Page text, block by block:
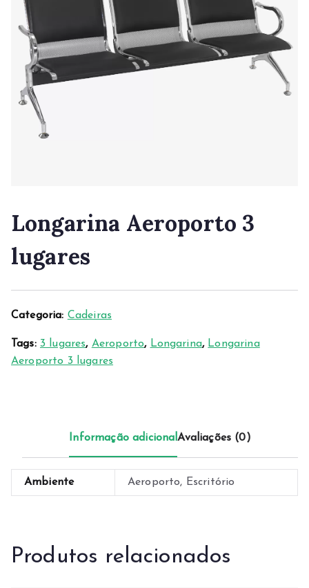
Longarina Aeroporto 3
lugares
Categoria: Cadeiras
Tags: 3 lugares, Aeroporto, Longarina, Longarina
Aeroporto 3 lugares
Informação adicionalAvaliações (0)
Ambiente Aeroporto, Escritório
Produtos relacionados